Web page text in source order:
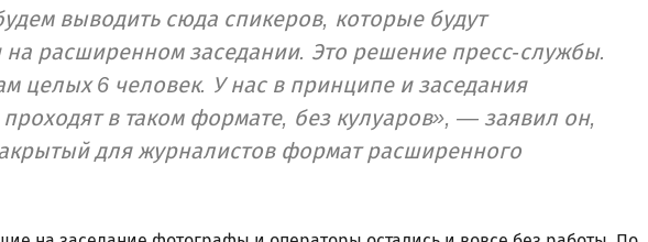
выводить сюда спикеров, которые будут
на расширенном заседании. Это решение пресс-службы.
целых 6 человек. У нас в принципе и заседания
проходят в таком формате, без кулуаров», — заявил он,
для журналистов формат расширенного